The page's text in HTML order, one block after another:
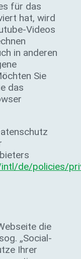
für das
hat, wird
Videos
in anderen
Sie
das
de/policies/
die
„Social-
Ihrer